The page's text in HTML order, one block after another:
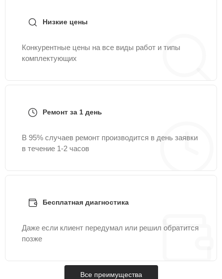
Низкие цены
Конкурентные цены на все виды работ и типы
комплектующих
Ремонт за 1 день
В 95% случаев ремонт производится в день заявки
в течение 1-2 часов
Бесплатная диагностика
Даже если клиент передумал или решил обратится
позже
Все преимущества